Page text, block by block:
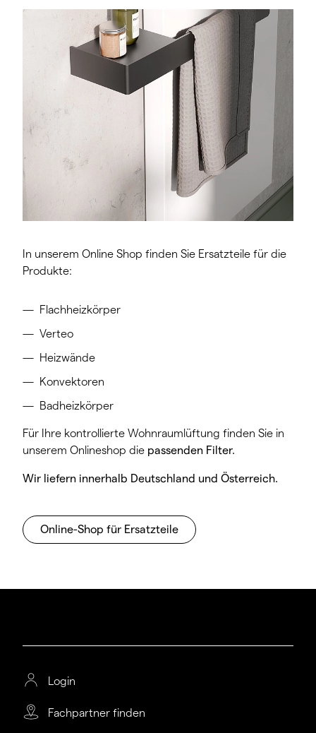
In unserem Online Shop finden Sie Ersatzteile für die
Produkte:
Flachheizkörper
Verteo
Heizwände
Konvektoren
Badheizkörper
Für Ihre kontrollierte Wohnraumlüftung finden Sie in
unserem Onlineshop die passenden Filter.
Wir liefern innerhalb Deutschland und Österreich.
Online-Shop für Ersatzteile
Login
Fachpartner finden